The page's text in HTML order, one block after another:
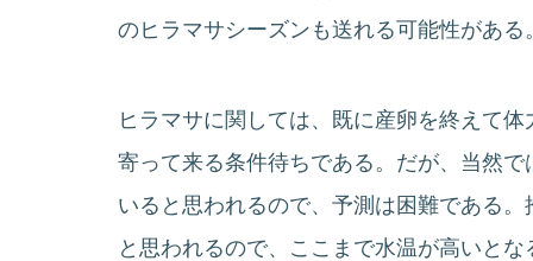
のヒラマサシーズンも送れる可能性がある
ヒラマサに関しては、既に産卵を終えて
寄って来る条件待ちである。だが、当然
いると思われるので、予測は困難である
と思われるので、ここまで水温が高いと